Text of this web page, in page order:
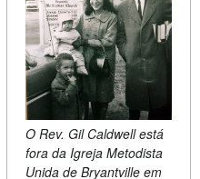
O Rev. Gil Caldwell está
fora da Igreja Metodista
Unida de Bryantville em